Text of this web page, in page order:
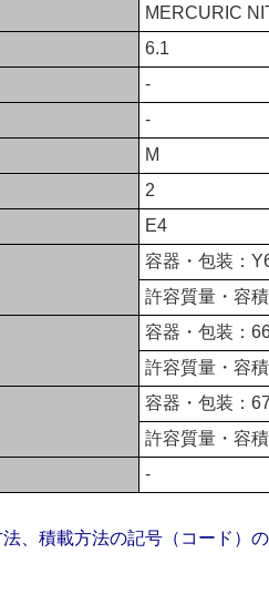
MERCURIC
6.1
-
-
M
2
E4
容器・包装：
許容質量・容
容器・包装：
許容質量・容
容器・包装：
許容質量・容
-
、積載方法の記号（コード）